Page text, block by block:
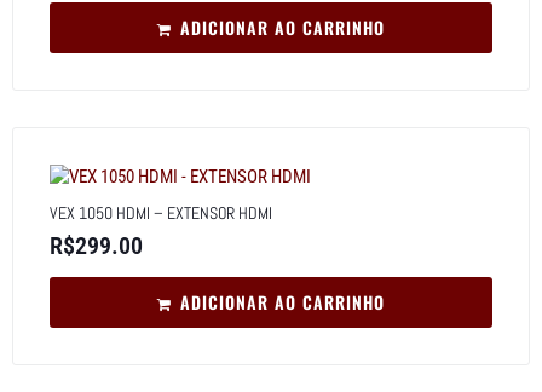
ADICIONAR AO CARRINHO
VEX 1050 HDMI – EXTENSOR HDMI
R$299.00
ADICIONAR AO CARRINHO